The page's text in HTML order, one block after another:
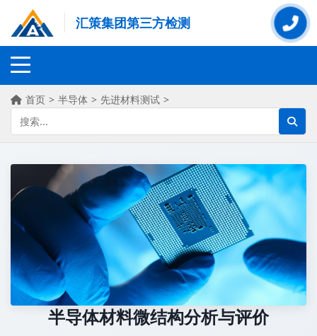
汇策集团第三方检测
首页 > 半导体 > 先进材料测试 >
半导体材料微结构分析与评价